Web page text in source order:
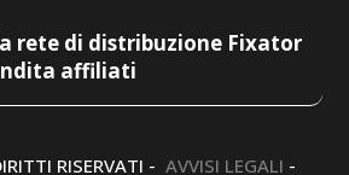
rete di distribuzione Fixator
affiliati
RISERVATI - AVVISI LEGALI -